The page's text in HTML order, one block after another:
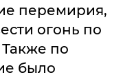
перемирия,
огонь по
по
было